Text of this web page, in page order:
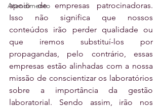
Atendimento
apoio de empresas patrocinadoras.
Isso não significa que nossos
conteúdos irão perder qualidade ou
que iremos substituí-los por
propagandas, pelo contrário, essas
empresas estão alinhadas com a nossa
missão de conscientizar os laboratórios
sobre a importância da gestão
laboratorial. Sendo assim, irão nos